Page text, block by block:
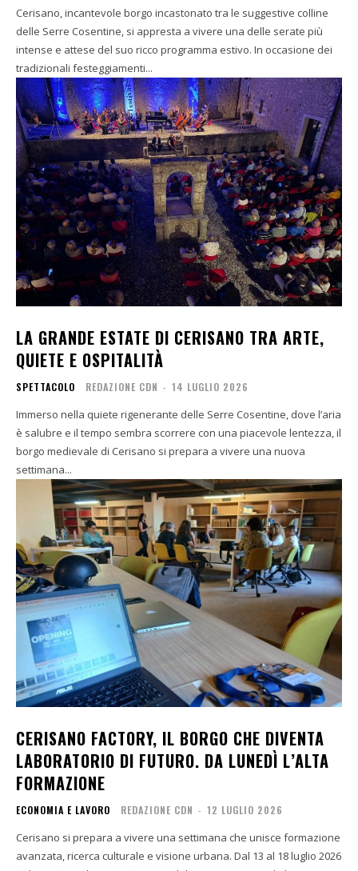
Cerisano, incantevole borgo incastonato tra le suggestive colline
delle Serre Cosentine, si appresta a vivere una delle serate più
intense e attese del suo ricco programma estivo. In occasione dei
tradizionali festeggiamenti...
LA GRANDE ESTATE DI CERISANO TRA ARTE,
QUIETE E OSPITALITÀ
SPETTACOLO REDAZIONE CDN - 14 LUGLIO 2026
Immerso nella quiete rigenerante delle Serre Cosentine, dove l’aria
è salubre e il tempo sembra scorrere con una piacevole lentezza, il
borgo medievale di Cerisano si prepara a vivere una nuova
settimana...
CERISANO FACTORY, IL BORGO CHE DIVENTA
LABORATORIO DI FUTURO. DA LUNEDÌ L’ALTA
FORMAZIONE
ECONOMIA E LAVORO REDAZIONE CDN - 12 LUGLIO 2026
Cerisano si prepara a vivere una settimana che unisce formazione
avanzata, ricerca culturale e visione urbana. Dal 13 al 18 luglio 2026